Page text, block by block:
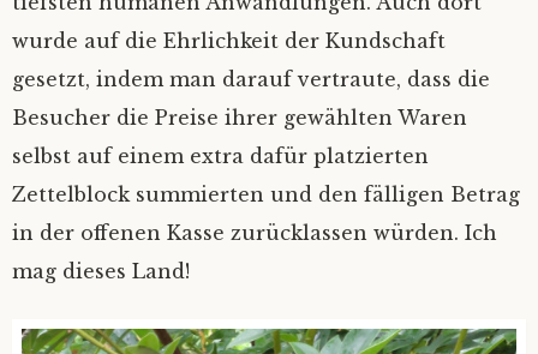
wurde auf die Ehrlichkeit der Kundschaft
gesetzt, indem man darauf vertraute, dass die
Besucher die Preise ihrer gewählten Waren
selbst auf einem extra dafür platzierten
Zettelblock summierten und den fälligen Betrag
in der offenen Kasse zurücklassen würden. Ich
mag dieses Land!